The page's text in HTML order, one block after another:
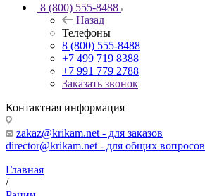
8 (800) 555-8488
Назад
Телефоны
8 (800) 555-8488
+7 499 719 8388
+7 991 779 2788
Заказать звонок
Контактная информация
zakaz@krikam.net - для заказов
director@krikam.net - для общих вопросов
Главная
/